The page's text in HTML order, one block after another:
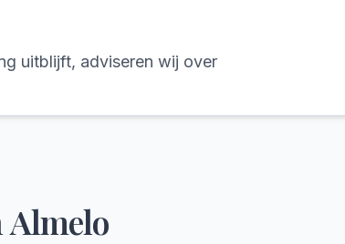
uitblijft, adviseren wij over
Almelo